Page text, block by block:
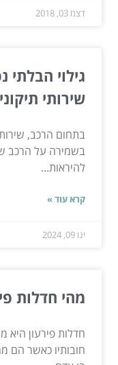
דצמ 03, 2018
גילוי הבלתי
שירותי
בתחום הרכב,
בשמירה על הרכב
להיראות...
קרא עוד »
ינו 09, 2024
מהי חדלות
חדלות פירעון היא
חובותיו כאשר הם